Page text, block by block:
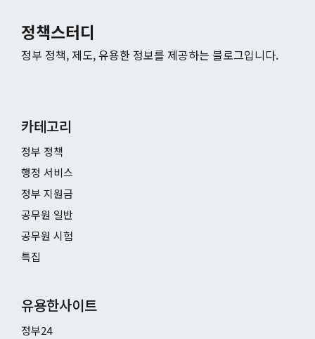
정책스터디
정부 정책, 제도, 유용한 정보를 제공하는 블로그입니다.
카테고리
정부 정책
행정 서비스
정부 지원금
공무원 일반
공무원 시험
특집
유용한사이트
정부24